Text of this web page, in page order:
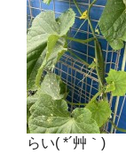
らい( *´艸｀)